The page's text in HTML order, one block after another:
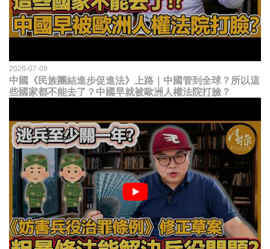
2026-07-09
中國《民族團結進步促進法》上路｜中國管到全球？所以這
些國家都不能去了？中國早就被歐洲人權法院打臉？